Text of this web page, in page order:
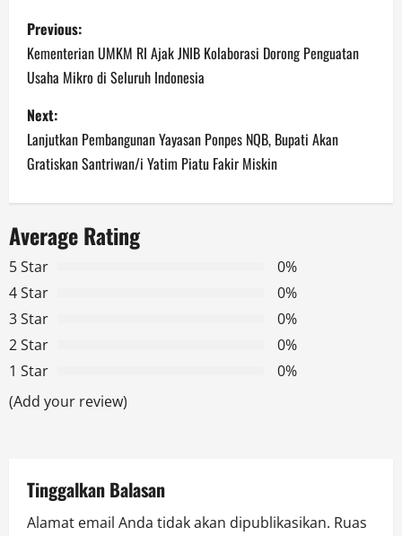
P
o
s
t
n
a
v
i
g
a
t
o
n
Previous:
Kementerian UMKM RI Ajak JNIB Kolaborasi Dorong Penguatan
Usaha Mikro di Seluruh Indonesia
Next:
‎Lanjutkan Pembangunan Yayasan Ponpes NQB, Bupati Akan
Gratiskan Santriwan/i Yatim Piatu Fakir Miskin
Average Rating
5 Star
0%
4 Star
0%
3 Star
0%
2 Star
0%
1 Star
0%
(Add your review)
Tinggalkan Balasan
Alamat email Anda tidak akan dipublikasikan. Ruas